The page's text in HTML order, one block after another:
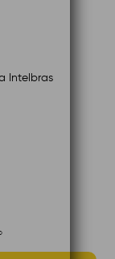
Intelbras